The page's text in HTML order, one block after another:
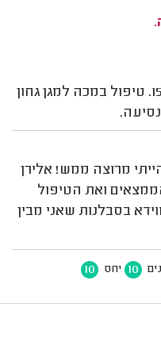
טיפול תקופתי 15,000. טיפול במכה למגן גחון
מרוצה ממש! אלירן
ואת הטיפול
בסבלנות שאני מבין
10 יחס 10